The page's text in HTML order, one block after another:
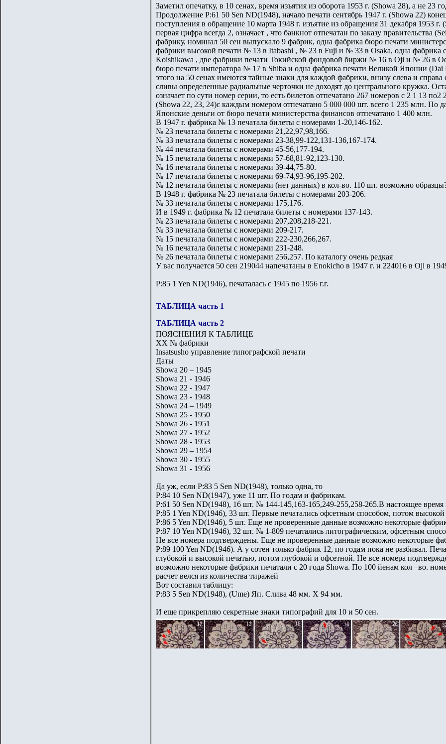
Заметил опечатку, в 10 сенах, время изъятия из оборота 1953 г. (Showa 28), а не 23
Продолжение P:61 50 Sen ND(1948), начало печати сентябрь 1947 г. (Showa 22)
поступления в обращение 10 марта 1948 г. изъятие из обращения 31 декабря 1953 г.
первая цифра всегда 2, означает , что банкнот отпечатан по заказу правительства
фабрику, номинал 50 сен выпускало 9 фабрик, одна фабрика бюро печати
фабрики высокой печати № 13 в Itabashi , № 23 в Fuji и № 33 в Osaka, одна фабрика
Koishikawa , две фабрики печати Токийской фондовой биржи № 16 в Oji и № 26 в
бюро печати императора № 17 в Shiba и одна фабрика печати Великой Японии
этого на 50 сенах имеются тайные знаки для каждой фабрики, внизу слева и
сливы определенные радиальные черточки не доходят до центрального кружка.
означает по сути номер серии, то есть билетов отпечатано 267 номеров с 2 1 13
(Showa 22, 23, 24)с каждым номером отпечатано 5 000 000 шт. всего 1 235 млн. По
Японские деньги от бюро печати министерства финансов отпечатано 1 400 млн.
В 1947 г. фабрика № 13 печатала билеты с номерами 1-20,146-162.
№ 23 печатала билеты с номерами 21,22,97,98,166.
№ 33 печатала билеты с номерами 23-38,99-122,131-136,167-174.
№ 44 печатала билеты с номерами 45-56,177-194.
№ 15 печатала билеты с номерами 57-68,81-92,123-130.
№ 16 печатала билеты с номерами 39-44,75-80.
№ 17 печатала билеты с номерами 69-74,93-96,195-202.
№ 12 печатала билеты с номерами (нет данных) в кол-во. 110 шт. возможно
В 1948 г. фабрика № 23 печатала билеты с номерами 203-206.
№ 33 печатала билеты с номерами 175,176.
И в 1949 г. фабрика № 12 печатала билеты с номерами 137-143.
№ 23 печатала билеты с номерами 207,208,218-221.
№ 33 печатала билеты с номерами 209-217.
№ 15 печатала билеты с номерами 222-230,266,267.
№ 16 печатала билеты с номерами 231-248.
№ 26 печатала билеты с номерами 256,257. По каталогу очень редкая
У вас получается 50 сен 219044 напечатаны в Enokicho в 1947 г. и 224016 в Oji в
P:85 1 Yen ND(1946), печаталась с 1945 по 1956 г.г.
ТАБЛИЦА часть 1
ТАБЛИЦА часть 2
ПОЯСНЕНИЯ К ТАБЛИЦЕ
ХХ № фабрики
Insatsusho управление типографской печати
Даты
Showa 20 – 1945
Showa 21 - 1946
Showa 22 - 1947
Showa 23 - 1948
Showa 24 – 1949
Showa 25 - 1950
Showa 26 - 1951
Showa 27 - 1952
Showa 28 - 1953
Showa 29 – 1954
Showa 30 - 1955
Showa 31 - 1956
Да уж, если P:83 5 Sen ND(1948), только одна, то
P:84 10 Sen ND(1947), уже 11 шт. По годам и фабрикам.
P:61 50 Sen ND(1948), 16 шт. № 144-145,163-165,249-255,258-265.В настоящее время
P:85 1 Yen ND(1946), 33 шт. Первые печатались офсетным способом, потом
P:86 5 Yen ND(1946), 5 шт. Еще не проверенные данные возможно некоторые
P:87 10 Yen ND(1946), 32 шт. № 1-809 печатались литографическим, офсетным
Не все номера подтверждены. Еще не проверенные данные возможно некоторые
P:89 100 Yen ND(1946). А у сотен только фабрик 12, по годам пока не разбивал.
глубокой и высокой печатью, потом глубокой и офсетной. Не все номера
возможно некоторые фабрики печатали с 20 года Showa. По 100 йенам кол –во.
расчет велся из количества тиражей
Вот составил таблицу:
P:83 5 Sen ND(1948), (Ume) Яп. Слива 48 мм. Х 94 мм.
И еще прикрепляю секретные знаки типографий для 10 и 50 сен.